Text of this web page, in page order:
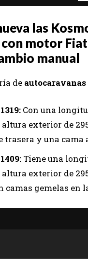
las
motor
manual
de
Con una
exterior de
trasera y una cama
Tiene una
exterior de
camas gemelas en